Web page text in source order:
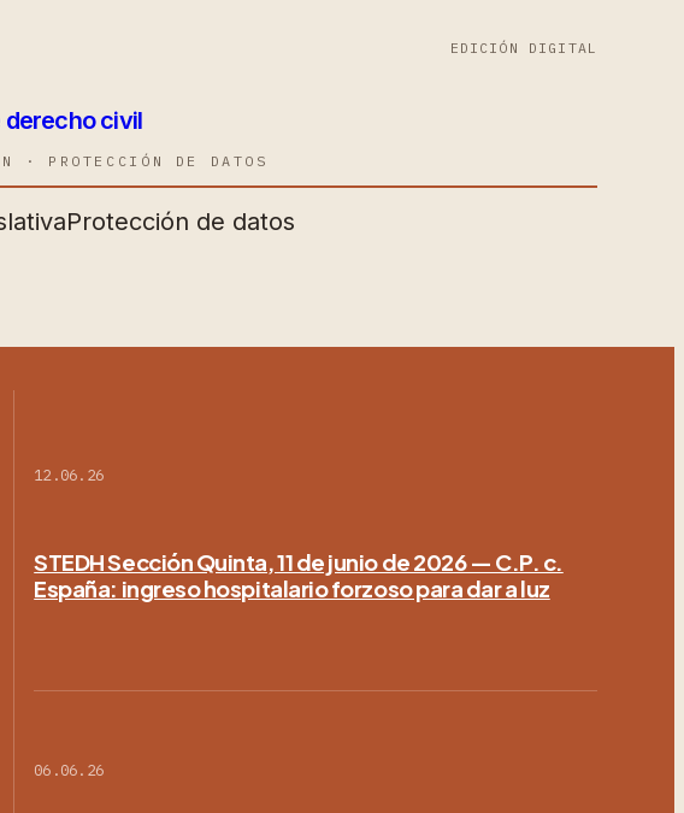
EDICIÓN DIGITAL
derecho civil
· PROTECCIÓN DE DATOS
Protección de datos
12.06.26
STEDH Sección Quinta, 11 de junio de 2026 — C.P. c.
España: ingreso hospitalario forzoso para dar a luz
06.06.26